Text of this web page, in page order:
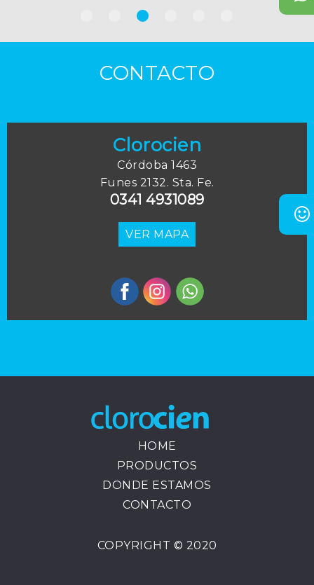
CONTACTO
Clorocien
Córdoba 1463
Funes 2132. Sta. Fe.
0341 4931089
VER MAPA
HOME
PRODUCTOS
DONDE ESTAMOS
CONTACTO
COPYRIGHT © 2020